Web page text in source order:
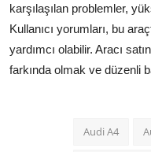
karşılaşılan problemler,
Kullanıcı yorumları, bu
yardımcı olabilir. Aracı
farkında olmak ve düzenli
Audi A4